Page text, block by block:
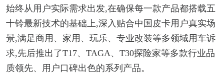
始终从用户实际需求出发,在确保每一款产品都搭载五
十铃最新技术的基础上,深入贴合中国皮卡用户真实场
景,满足商用、家用、玩乐、专业改装等多领域用车诉
求,先后推出了T17、TAGA、T30探险家等多款行业品
质领先、用户口碑出色的系列产品。